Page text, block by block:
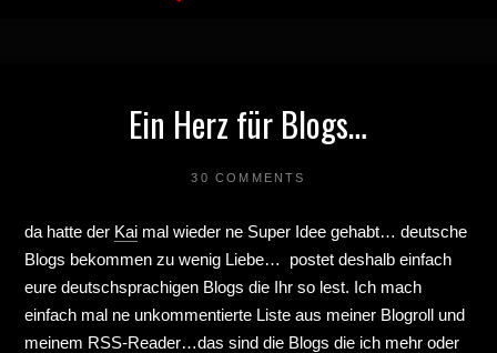
Ein Herz für Blogs…
30 COMMENTS
da hatte der Kai mal wieder ne Super Idee gehabt… deutsche
Blogs bekommen zu wenig Liebe… postet deshalb einfach
eure deutschsprachigen Blogs die Ihr so lest. Ich mach
einfach mal ne unkommentierte Liste aus meiner Blogroll und
meinem RSS-Reader…das sind die Blogs die ich mehr oder